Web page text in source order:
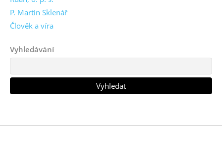
P. Martin Sklenář
Člověk a víra
Vyhledávání